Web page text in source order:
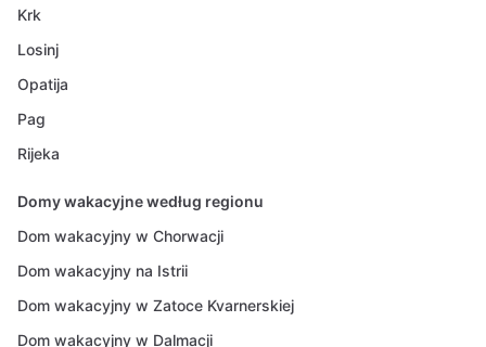
Krk
Losinj
Opatija
Pag
Rijeka
Domy wakacyjne według regionu
Dom wakacyjny w Chorwacji
Dom wakacyjny na Istrii
Dom wakacyjny w Zatoce Kvarnerskiej
Dom wakacyjny w Dalmacji